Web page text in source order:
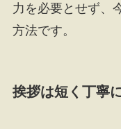
力を必要とせず、
方法です。
挨拶は短く丁寧